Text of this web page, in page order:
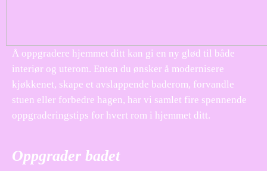
Å oppgradere hjemmet ditt kan gi en ny glød til både
interiør og uterom. Enten du ønsker å modernisere
kjøkkenet, skape et avslappende baderom, forvandle
stuen eller forbedre hagen, har vi samlet fire spennende
oppgraderingstips for hvert rom i hjemmet ditt.
Oppgrader badet